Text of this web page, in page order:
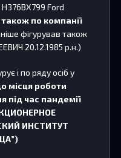
Н376ВХ799 Ford
також по компанії
фігурував також
20.12.1985 р.н.)
і по ряду осіб у
місця роботи
під час пандемії
ИНСТИТУТ